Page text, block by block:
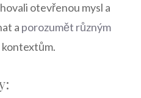
otevřenou ​mysl ⁤a
‍a‌ porozumět různým